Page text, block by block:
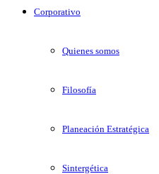
Corporativo
Quienes somos
Filosofía
Planeación Estratégica
Sintergética